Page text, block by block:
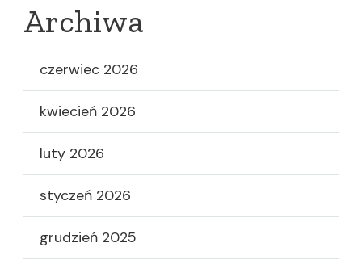
Archiwa
czerwiec 2026
kwiecień 2026
luty 2026
styczeń 2026
grudzień 2025